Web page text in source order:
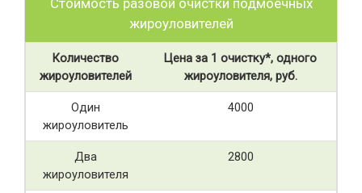
Стоимость разовой очистки подмоечных
жироуловителей
Количество
жироуловителей
Цена за 1 очистку*, одного
жироуловителя, руб.
Один
жироуловитель
4000
Два
жироуловителя
2800